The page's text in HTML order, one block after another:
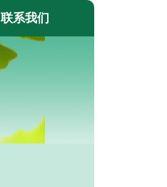
联系我们